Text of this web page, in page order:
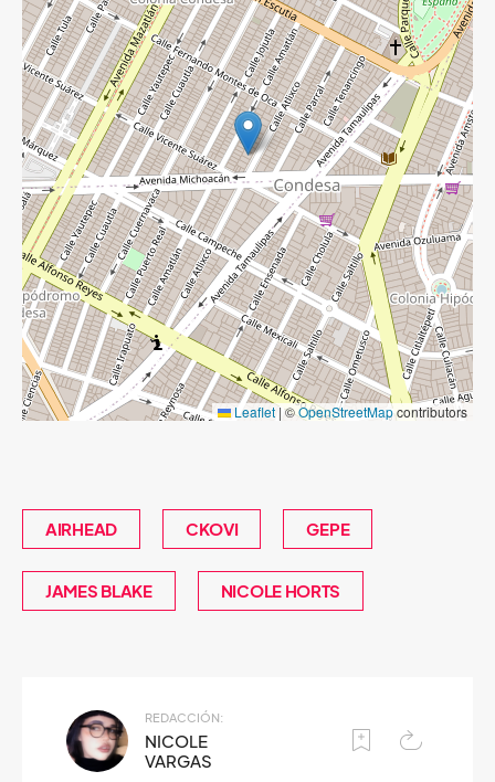
Leaflet| ©OpenStreetMapcontributors
AIRHEAD CKOVI GEPE
JAMES BLAKE NICOLE HORTS
REDACCIÓN:
NICOLE
VARGAS